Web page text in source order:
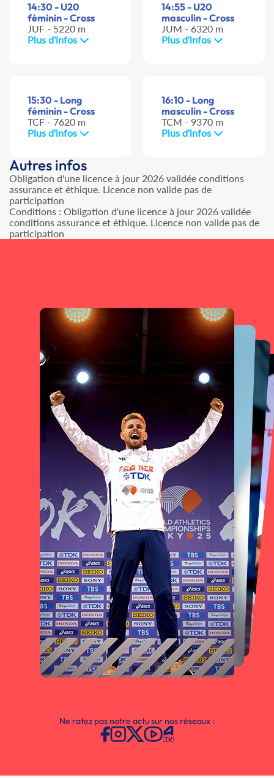
14:30 - U20
féminin - Cross
JUF - 5220 m
Plus d'infos
14:55 - U20
masculin - Cross
JUM - 6320 m
Plus d'infos
15:30 - Long
féminin - Cross
TCF - 7620 m
Plus d'infos
16:10 - Long
masculin - Cross
TCM - 9370 m
Plus d'infos
Autres infos
Obligation d'une licence à jour 2026 validée conditions
assurance et éthique. Licence non valide pas de
participation
Conditions : Obligation d'une licence à jour 2026 validée
conditions assurance et éthique. Licence non valide pas de
participation
Ne ratez pas notre actu sur nos réseaux :